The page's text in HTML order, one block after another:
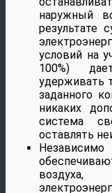
наружный
результате
условий на
100%)
удерживать
заданного
никаких
система
оставлять
воздуха,